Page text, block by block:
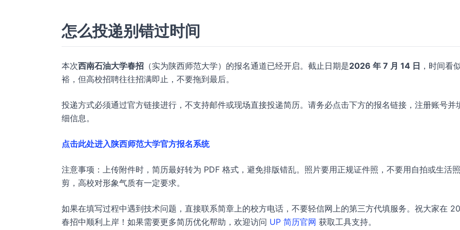
怎么投递别错过时间
本次西南石油大学春招 （实为陕西师范大学）的报名通道已经开启。截止日期是2026 年 7 月 14 日 ，时间看
裕，但高校招聘往往招满即止，不要拖到最后。
投递方式必须通过官方链接进行，不支持邮件或现场直接投递简历。请务必点击下方的报名链接，注册账号并
细信息。
点击此处进入陕西师范大学官方报名系统
注意事项：上传附件时，简历最好转为 PDF 格式，避免排版错乱。照片要用正规证件照，不要用自拍或生活
剪，高校对形象气质有一定要求。
如果在填写过程中遇到技术问题，直接联系简章上的校方电话，不要轻信网上的第三方代填服务。祝大家在
春招中顺利上岸！如果需要更多简历优化帮助，欢迎访问 UP 简历官网 获取工具支持。